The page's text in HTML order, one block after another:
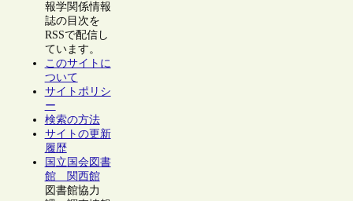
報学関係情報
誌の目次を
RSSで配信し
ています。
このサイトに
ついて
サイトポリシ
ー
検索の方法
サイトの更新
履歴
国立国会図書
館 関西館
図書館協力